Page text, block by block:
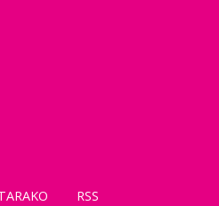
RSS